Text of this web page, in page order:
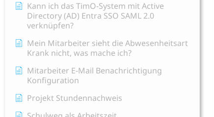
Kann ich das TimO-System mit Active
Directory (AD) Entra SSO SAML 2.0
verknüpfen?
Mein Mitarbeiter sieht die Abwesenheitsart
Krank nicht, was mache ich?
Mitarbeiter E-Mail Benachrichtigung
Konfiguration
Projekt Stundennachweis